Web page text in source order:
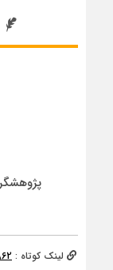
لینک کوتاه :